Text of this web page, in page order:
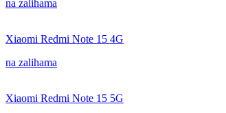
na zalihama
Xiaomi Redmi Note 15 4G
na zalihama
Xiaomi Redmi Note 15 5G